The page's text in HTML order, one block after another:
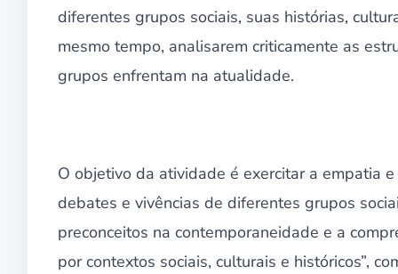
diferentes grupos sociais, suas histórias,
mesmo tempo, analisarem criticamente as
grupos enfrentam na atualidade.
O objetivo da atividade é exercitar a empatia
debates e vivências de diferentes grupos
preconceitos na contemporaneidade e a
por contextos sociais, culturais e históricos”,